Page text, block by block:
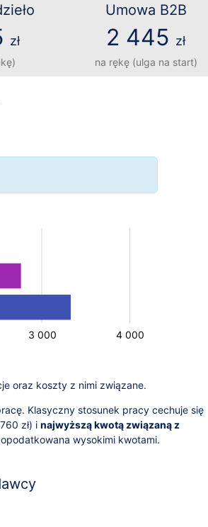
zł
Umowa B2B
2 445 zł
na rękę (ulga na start)
3 000 4 000
oraz koszty z nimi związane.
Klasyczny stosunek pracy cechuje się
zł) i najwyższą kwotą związaną z
wysokimi kwotami.